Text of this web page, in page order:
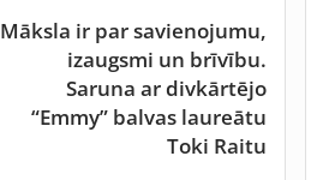
Māksla ir par savienojumu,
izaugsmi un brīvību.
Saruna ar divkārtējo
“Emmy” balvas laureātu
Toki Raitu